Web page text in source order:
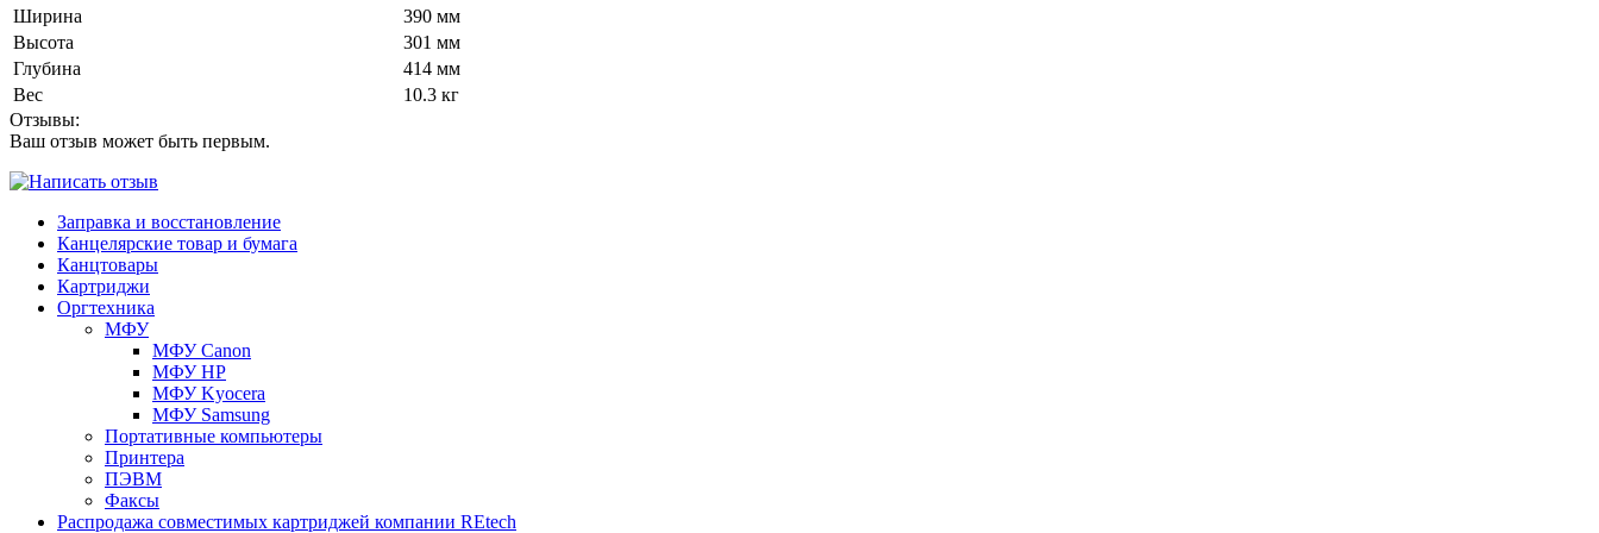
Ширина
390 мм
Высота
301 мм
Глубина
414 мм
Вес
10.3 кг
Отзывы:
Ваш отзыв может быть первым.
Заправка и восстановление
Канцелярские товар и бумага
Канцтовары
Картриджи
Оргтехника
МФУ
МФУ Canon
МФУ HP
МФУ Kyocera
МФУ Samsung
Портативные компьютеры
Принтера
ПЭВМ
Факсы
Распродажа совместимых картриджей компании REtech